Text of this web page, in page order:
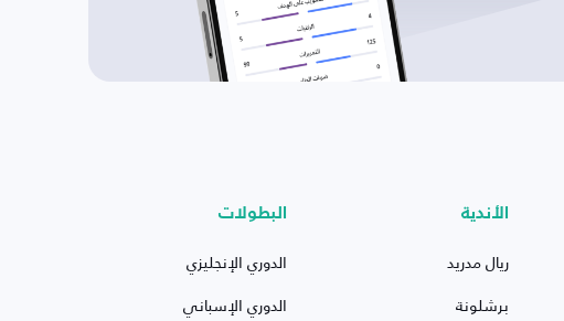
الأندية
ريال مدريد
برشلونة
البطولات
الدوري الإنجليزي
الدوري الإسباني